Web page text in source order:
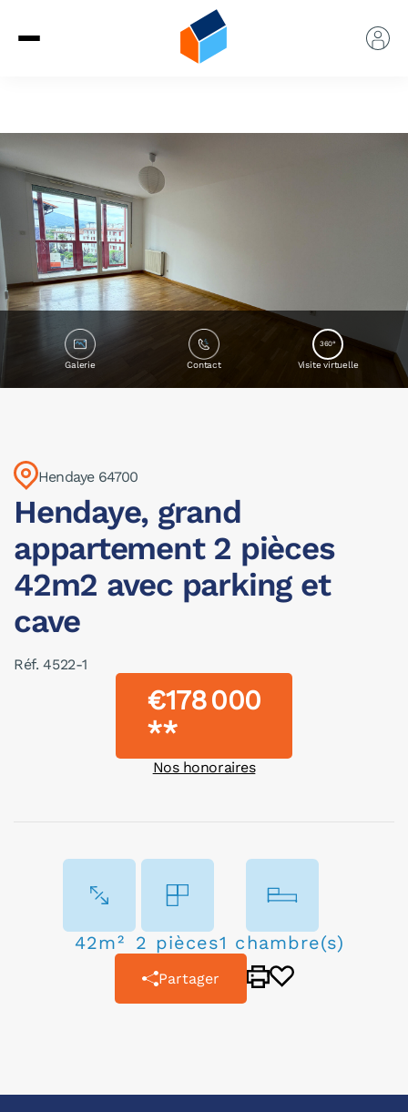
Galerie Contact
360°
Visite virtuelle
Hendaye 64700
Hendaye, grand
appartement 2 pièces
42m2 avec parking et
cave
Réf. 4522-1
€178 000
**
Nos honoraires
42m² 2 pièces1 chambre(s)
Partager